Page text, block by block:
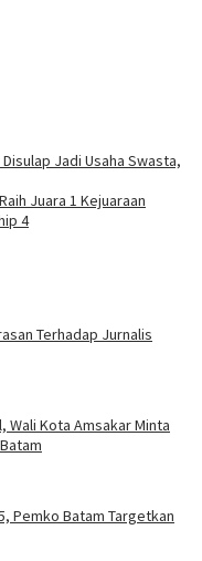
Jadi Usaha Swasta,
Juara 1 Kejuaraan
4
Terhadap Jurnalis
Wali Kota Amsakar Minta
Pemko Batam Targetkan